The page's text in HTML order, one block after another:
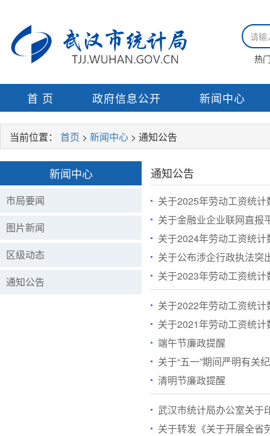
热
首 页 政府信息公开 新闻中心
当前位置： 首页 > 新闻中心 > 通知公告
新闻中心
市局要闻
图片新闻
区级动态
通知公告
通知公告
关于2025年劳动工资统计
关于金融业企业联网直报
关于2024年劳动工资统计
关于公布涉企行政执法突
关于2023年劳动工资统计
关于2022年劳动工资统计
关于2021年劳动工资统计
端午节廉政提醒
关于“五一”期间严明有关
清明节廉政提醒
关于转发《关于开展全省